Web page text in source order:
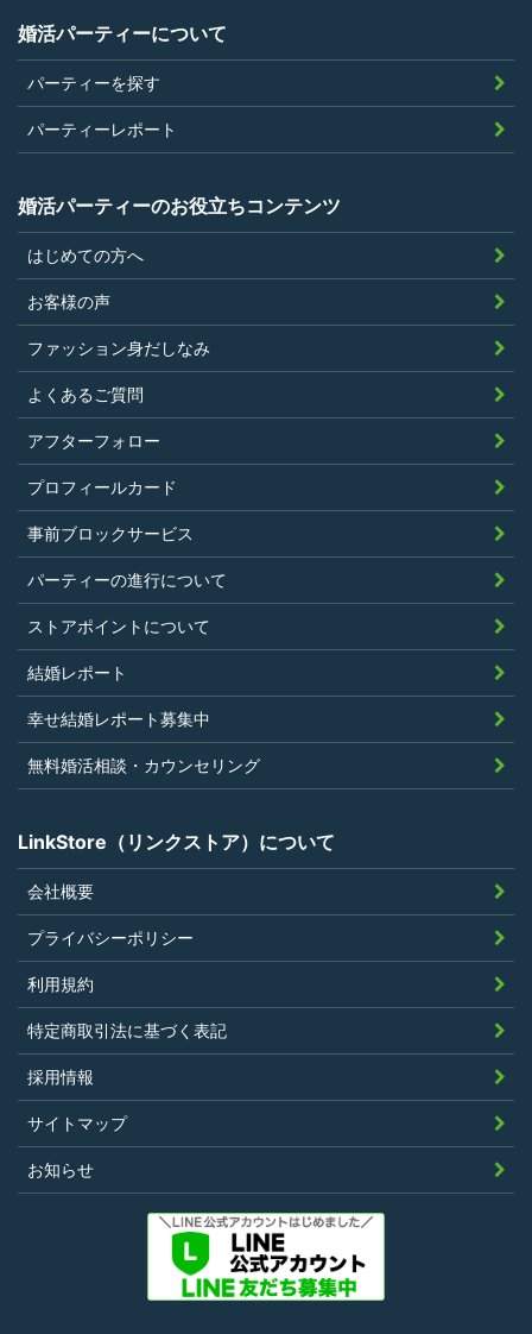
当社が企画するパーティープランに設定
されている年齢条件にあてはまっている
こと。
参加条件があり証明書が必要なパーティ
ーは、その条件にあてはまっており且つ
弊社が希望する証明書を持参できるこ
過去に、当社運営サービスにおいて、不
正行為、ストーカー行為、クレジットカ
ードの不正利用その他問題のある行為を
したことがないこと
暴力団等の反社会的勢力の関係者でな
く、また、法令違反あるいは公序良俗違
反行為等反社会的活動を行ったことがな
いこと
当社の独自の裁量によりLinkStoreの運営
上問題があると判断されたことがないこ
と
過去に会員登録を抹消されたり、利用停
止処分を受けたことがないこと
当社の提供するサービスと同一または類
似のサービスを提供することを業とする
法人または個人若しくはそれらの従業者
でないこと
利用者は、本規約に違反することなく、
LinkStoreを利用することにより、当社が定
める基準に従ったポイントの付与を受けるこ
とができます。
その他、キャンペーンなど当社の判断により
随時ポイントの付与をすることがあります。
第5条（ポイント利用）
婚活パーティーについて
パーティーを探す
パーティーレポート
婚活パーティーのお役立ちコンテンツ
はじめての方へ
お客様の声
ファッション身だしなみ
よくあるご質問
アフターフォロー
プロフィールカード
事前ブロックサービス
パーティーの進行について
ストアポイントについて
結婚レポート
幸せ結婚レポート募集中
無料婚活相談・カウンセリング
LinkStore（リンクストア）について
会社概要
プライバシーポリシー
利用規約
特定商取引法に基づく表記
採用情報
サイトマップ
お知らせ